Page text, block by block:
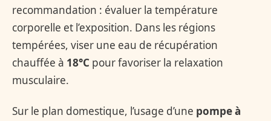
recommandation : évaluer la température
corporelle et l’exposition. Dans les régions
tempérées, viser une eau de récupération
chauffée à 18°C pour favoriser la relaxation
musculaire.
Sur le plan domestique, l’usage d’une pompe à